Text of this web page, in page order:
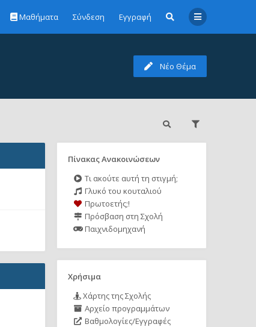
Μαθήματα Σύνδεση Εγγραφή
Νέο Θέμα
Πίνακας Ανακοινώσεων
Τι ακούτε αυτή τη στιγμή;
Γλυκό του κουταλιού
Πρωτοετής;!
Πρόσβαση στη Σχολή
Παιχνιδομηχανή
Χρήσιμα
Χάρτης της Σχολής
Αρχείο προγραμμάτων
Βαθμολογίες/Εγγραφές